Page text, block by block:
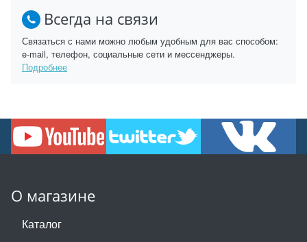
Всегда на связи
Связаться с нами можно любым удобным для вас способом:
e-mail, телефон, социальные сети и мессенджеры.
Подробнее
О магазине
Каталог